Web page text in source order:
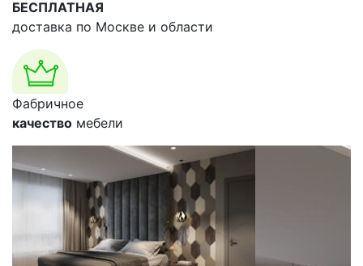
БЕСПЛАТНАЯ
доставка по Москве и области
Фабричное
качество мебели